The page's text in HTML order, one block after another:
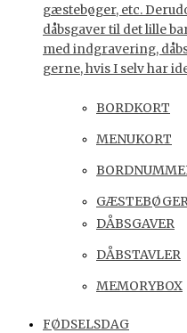
gæstebøger, etc.
dåbsgaver til det lille
med indgravering,
gerne, hvis I selv har
BORDKORT
MENUKORT
DÅBSGAVER
DÅBSTAVLER
MEMORYBOX
FØDSELSDAG